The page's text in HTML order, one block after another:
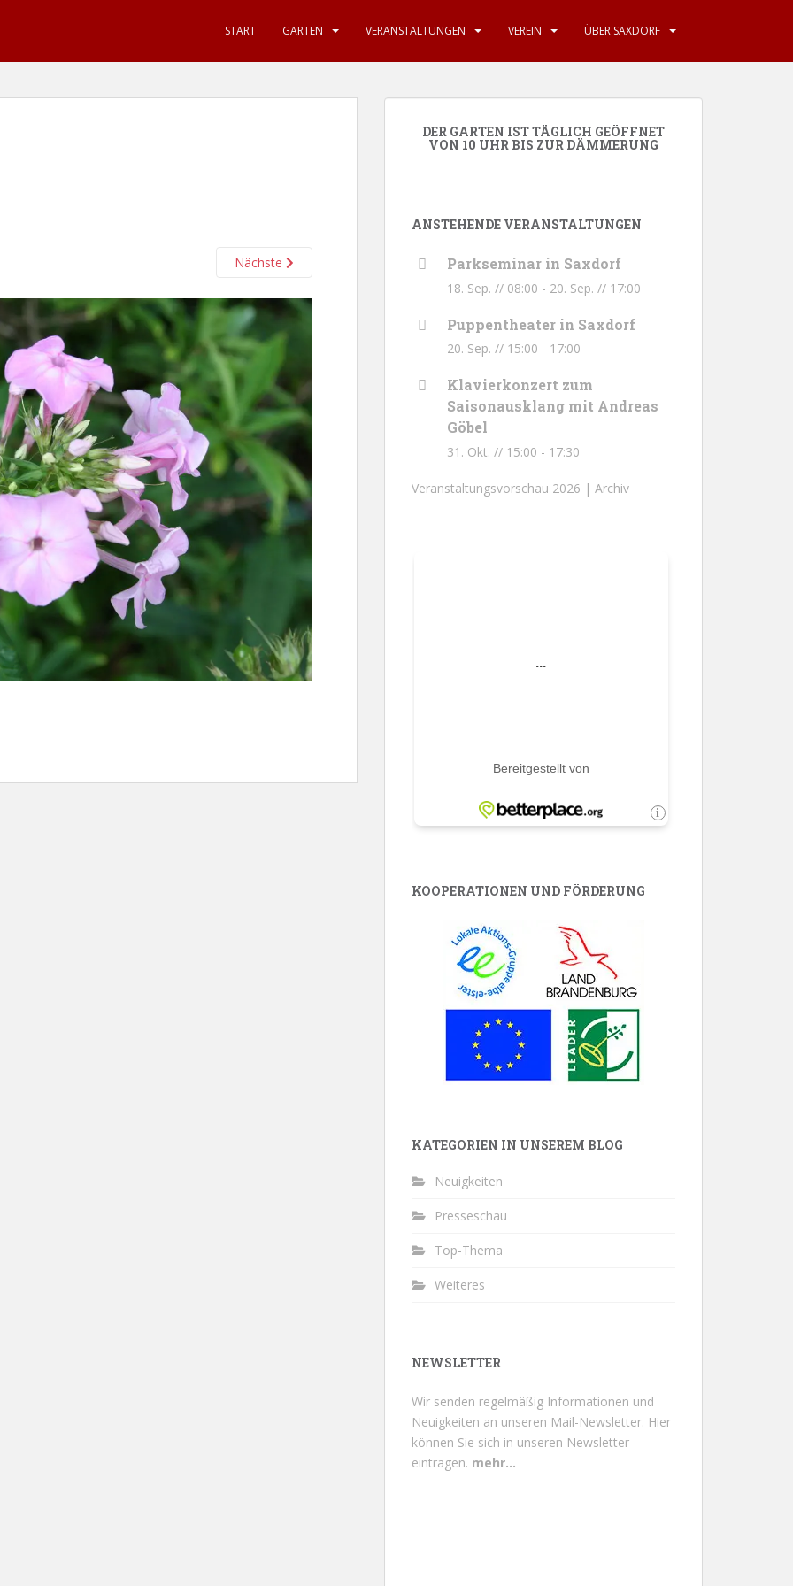
START GARTEN VERANSTALTUNGEN VEREIN ÜBER SAXDORF
Nächste
DER GARTEN IST TÄGLICH GEÖFFNET
VON 10 UHR BIS ZUR DÄMMERUNG
ANSTEHENDE VERANSTALTUNGEN
Parkseminar in Saxdorf
18. Sep. // 08:00 - 20. Sep. // 17:00
Puppentheater in Saxdorf
20. Sep. // 15:00 - 17:00
Klavierkonzert zum
Saisonausklang mit Andreas
Göbel
31. Okt. // 15:00 - 17:30
Veranstaltungsvorschau 2026 | Archiv
KOOPERATIONEN UND FÖRDERUNG
KATEGORIEN IN UNSEREM BLOG
Neuigkeiten
Presseschau
Top-Thema
Weiteres
NEWSLETTER
Wir senden regelmäßig Informationen und
Neuigkeiten an unseren Mail-Newsletter. Hier
können Sie sich in unseren Newsletter
eintragen. mehr...